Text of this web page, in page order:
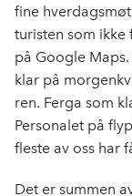
fine
turisten som
på Google
klar på
ren. Ferga som
Personalet på
fleste av oss har
Det er summen